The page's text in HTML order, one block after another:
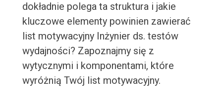
dokładnie polega ta struktura i jakie
kluczowe elementy powinien zawierać
list motywacyjny Inżynier ds. testów
wydajności? Zapoznajmy się z
wytycznymi i komponentami, które
wyróżnią Twój list motywacyjny.